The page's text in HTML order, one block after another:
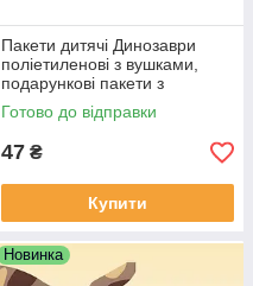
Пакети дитячі Динозаври
поліетиленові з вушками,
подарункові пакети з
малюнком для солодощів
22х13 см 10 шт
Готово до відправки
47 ₴
Купити
Новинка